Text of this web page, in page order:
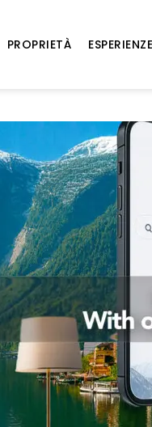
PROPRIETÀ ESPERIENZE